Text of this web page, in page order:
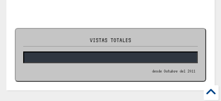
VISTAS TOTALES
desde Octubre del 2011